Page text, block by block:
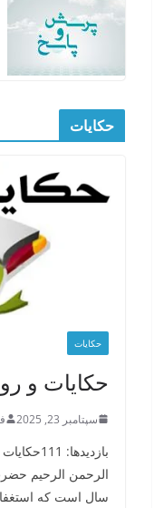
حکایات
حکایات
حکایات و
سپتامبر 23, 2025
بازدیدها:
الرحمن الرحیم
سال است که